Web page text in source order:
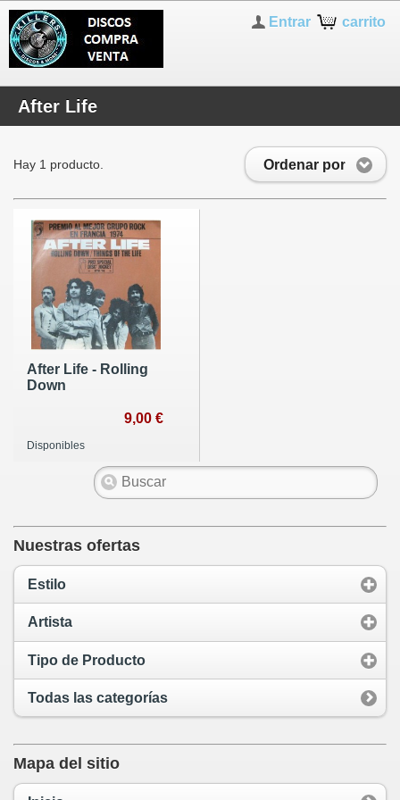
carrito
Entrar
After Life
Ordenar por
Hay 1 producto.
After Life - Rolling
Down
9,00 €
Disponibles
Nuestras ofertas
Estilo
Artista
Tipo de Producto
Todas las categorías
Mapa del sitio